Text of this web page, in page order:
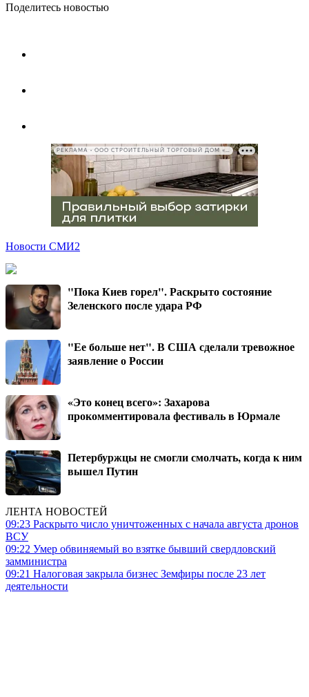
Поделитесь новостью
РЕКЛАМА • ООО СТРОИТЕЛЬНЫЙ ТОРГОВЫЙ ДОМ «ПЕТРОВИЧ», ИНН 7802348846
Новости СМИ2
"Пока Киев горел". Раскрыто состояние
Зеленского после удара РФ
"Ее больше нет". В США сделали тревожное
заявление о России
«Это конец всего»: Захарова
прокомментировала фестиваль в Юрмале
Петербуржцы не смогли смолчать, когда к ним
вышел Путин
ЛЕНТА НОВОСТЕЙ
09:23 Раскрыто число уничтоженных с начала августа дронов
ВСУ
09:22 Умер обвиняемый во взятке бывший свердловский
замминистра
09:21 Налоговая закрыла бизнес Земфиры после 23 лет
деятельности